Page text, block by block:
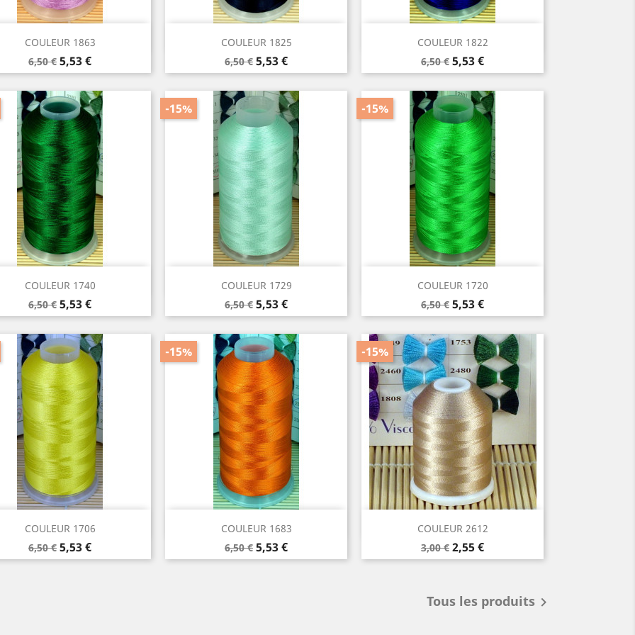
COULEUR 1863
Prix
de
base
6,50 € Prix
5,53 €
Aperçu rapide COULEUR 1825
Prix
de
base
6,50 € Prix
5,53 €
Aperçu rapide COULEUR 1822
Prix
de
base
6,50 € Prix
5,53 €
Aperçu rapide
COULEUR 1740
Prix
de
base
6,50 € Prix
5,53 €
Aperçu rapide COULEUR 1729
Prix
de
base
6,50 €
-15%
Prix
5,53 €
Aperçu rapide COULEUR 1720
Prix
de
base
6,50 €
-15%
Prix
5,53 €
Aperçu rapide
COULEUR 1706
Prix
de
6,50 € Prix
5,53 €
Aperçu rapide COULEUR 1683
Prix
de
6,50 €
-15%
Prix
5,53 €
Aperçu rapide COULEUR 2612
Prix
de
3,00 €
-15%
Prix
2,55 €
Aperçu rapide
Tous les produits 